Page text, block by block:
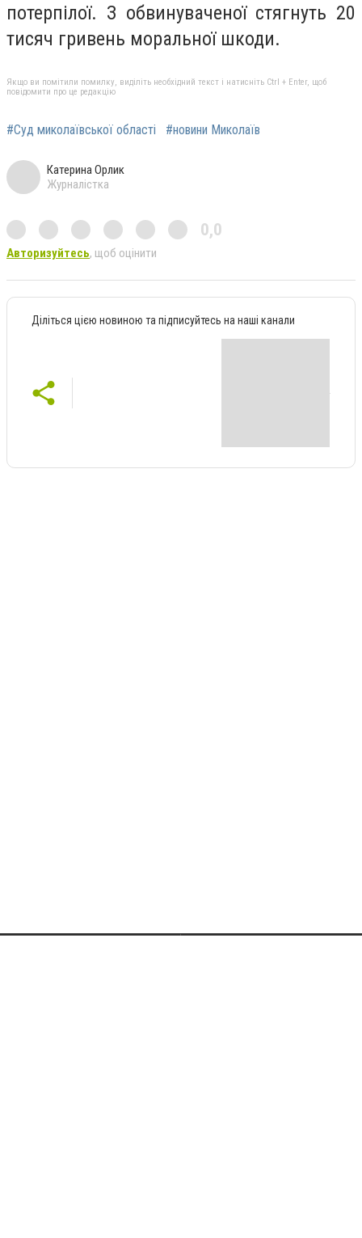
потерпілої. З обвинуваченої стягнуть 20
тисяч гривень моральної шкоди.
Якщо ви помітили помилку, виділіть необхідний текст і натисніть Ctrl + Enter, щоб
повідомити про це редакцію
#Суд миколаївської області #новини Миколаїв
Катерина Орлик
Журналістка
0,0
Авторизуйтесь, щоб оцінити
Діліться цією новиною та підписуйтесь на наші канали